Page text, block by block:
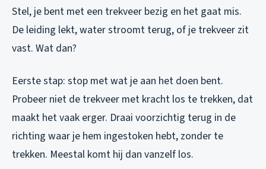
Stel, je bent met een trekveer bezig en het gaat mis.
De leiding lekt, water stroomt terug, of je trekveer zit
vast. Wat dan?
Eerste stap: stop met wat je aan het doen bent.
Probeer niet de trekveer met kracht los te trekken, dat
maakt het vaak erger. Draai voorzichtig terug in de
richting waar je hem ingestoken hebt, zonder te
trekken. Meestal komt hij dan vanzelf los.